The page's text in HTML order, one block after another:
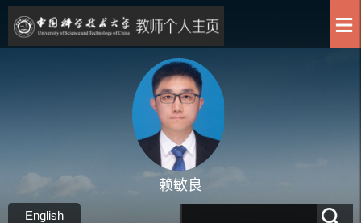
赖敏良
English